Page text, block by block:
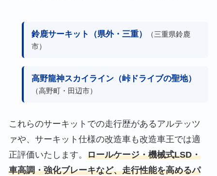
鈴鹿サーキット（県外・三重）
（三重県鈴鹿
市）
高野龍神スカイライン（峠ドライブの聖地）
（高野町・田辺市）
これらのサーキットでの走行歴があるアルテッツ
ァや、サーキット仕様の改造車も改造車王では適
正評価いたします。 ロールケージ・機械式LSD・
車高調・強化ブレーキなど、走行性能を高めるパ